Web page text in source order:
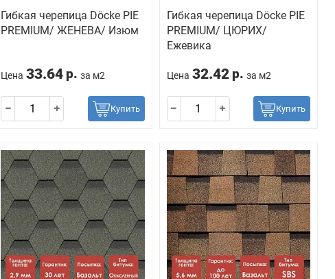
Гибкая черепица Döcke PIE
PREMIUM/ ЖЕНЕВА/ Изюм
Цена 33.64 р. за м2
Купить
Гибкая черепица Döcke PIE
PREMIUM/ ЦЮРИХ/
Ежевика
Цена 32.42 р. за м2
Купить